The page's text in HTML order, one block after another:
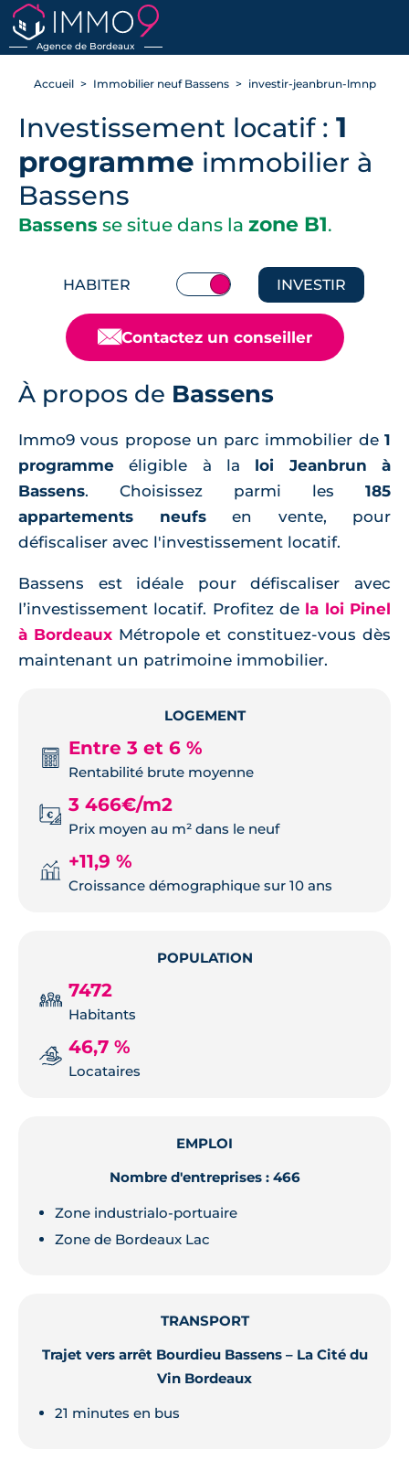
Agence de Bordeaux
RETOUR
Accueil Immobilier neuf Bassens investir-jeanbrun-lmnp
Investissement locatif : 1
programme immobilier à
Bassens
Bassens se situe dans la zone B1.
HABITER INVESTIR
📧Contactez un conseiller
À propos de Bassens
Immo9 vous propose un parc immobilier de 1
programme éligible à la loi Jeanbrun à
Bassens. Choisissez parmi les 185
appartements neufsen vente, pour
défiscaliser avec l'investissement locatif.
Bassens est idéale pour défiscaliser avec
l’investissement locatif. Profitez de la loi Pinel
à BordeauxMétropole et constituez-vous dès
maintenant un patrimoine immobilier.
LOGEMENT
Entre 3 et 6 %
Rentabilité brute moyenne
3 466€/m2
Prix moyen au m² dans le neuf
+11,9 %
Croissance démographique sur 10 ans
POPULATION
7472
Habitants
46,7 %
Locataires
EMPLOI
Nombre d'entreprises : 466
Zone industrialo-portuaire
Zone de Bordeaux Lac
TRANSPORT
Trajet vers arrêt Bourdieu Bassens – La Cité du
Vin Bordeaux
21 minutes en bus